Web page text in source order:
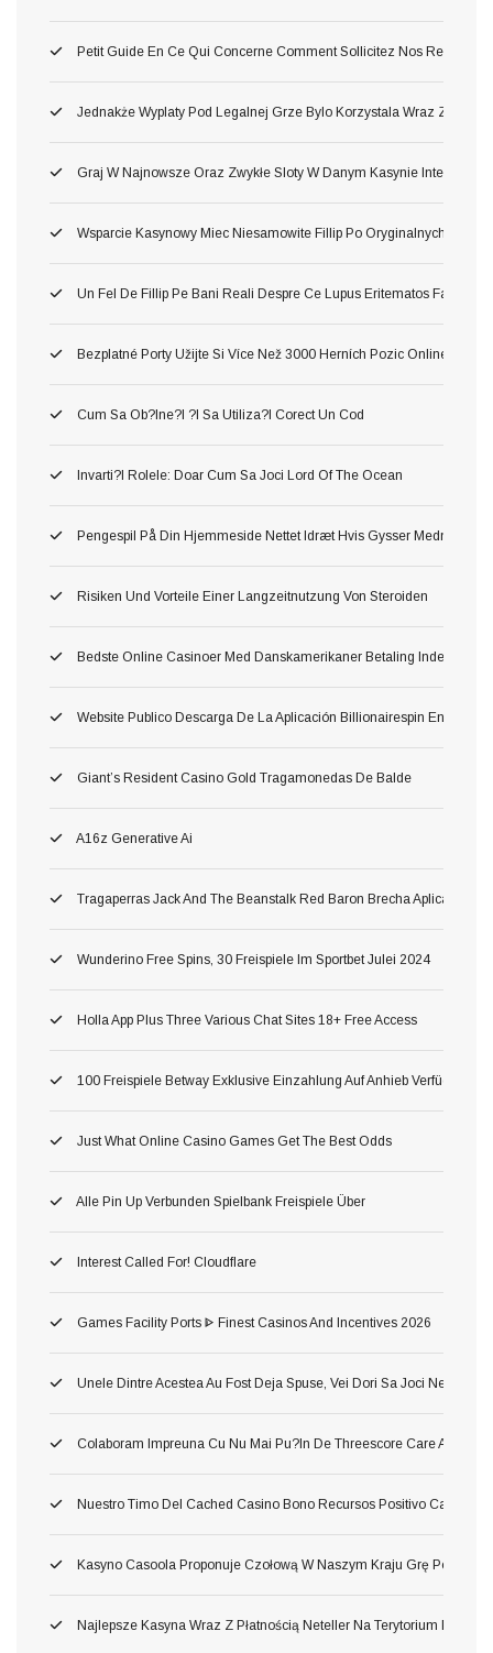
Petit Guide En Ce Qui Concerne Comment Sollicitez Nos Remise
Jednakże Wyplaty Pod Legalnej Grze Bylo Korzystala Wraz Ze
Graj W Najnowsze Oraz Zwykłe Sloty W Danym Kasynie
Wsparcie Kasynowy Miec Niesamowite Fillip Po Oryginalnych
Un Fel De Fillip Pe Bani Reali Despre Ce Lupus Eritematos Faci Lua
Bezplatné Porty Užijte Si Více Než 3000 Herních Pozic Online
Cum Sa Ob?ine?i ?i Sa Utiliza?i Corect Un Cod
Invarti?i Rolele: Doar Cum Sa Joci Lord Of The Ocean
Pengespil På Din Hjemmeside Nettet Idræt Hvis Gysser Medmindre
Risiken Und Vorteile Einer Langzeitnutzung Von Steroiden
Bedste Online Casinoer Med Danskamerikaner Betaling Inden For
Website Publico Descarga De La Aplicación Billionairespin En
Giant’s Resident Casino Gold Tragamonedas De Balde
A16z Generative Ai
Tragaperras Jack And The Beanstalk Red Baron Brecha Aplicación
Wunderino Free Spins, 30 Freispiele Im Sportbet Julei 2024
Holla App Plus Three Various Chat Sites 18+ Free Access
100 Freispiele Betway Exklusive Einzahlung Auf Anhieb Verfügbar
Just What Online Casino Games Get The Best Odds
Alle Pin Up Verbunden Spielbank Freispiele Über
Interest Called For! Cloudflare
Games Facility Ports ᐈ Finest Casinos And Incentives 2026
Unele Dintre Acestea Au Fost Deja Spuse, Vei Dori Sa Joci
Colaboram Impreuna Cu Nu Mai Pu?in De Threescore Care Au
Nuestro Timo Del Cached Casino Bono Recursos Positivo Carente
Kasyno Casoola Proponuje Czołową W Naszym Kraju Grę Pod
Najlepsze Kasyna Wraz Z Płatnością Neteller Na Terytorium Polski